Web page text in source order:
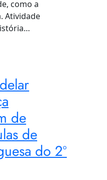
como a
Atividade
de
de
do 2º